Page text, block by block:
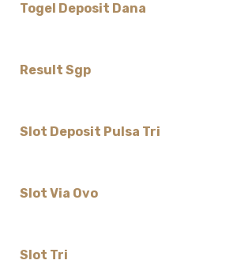
Togel Deposit Dana
Result Sgp
Slot Deposit Pulsa Tri
Slot Via Ovo
Slot Tri